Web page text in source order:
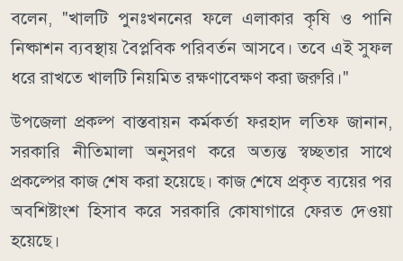
বলেন, "খালটি পুনঃখননের ফলে এলাকার কৃষি ও পানি
নিষ্কাশন ব্যবস্থায় বৈপ্লবিক পরিবর্তন আসবে। তবে এই সুফল
ধরে রাখতে খালটি নিয়মিত রক্ষণাবেক্ষণ করা জরুরি।"
উপজেলা প্রকল্প বাস্তবায়ন কর্মকর্তা ফরহাদ লতিফ জানান,
সরকারি নীতিমালা অনুসরণ করে অত্যন্ত স্বচ্ছতার সাথে
প্রকল্পের কাজ শেষ করা হয়েছে। কাজ শেষে প্রকৃত ব্যয়ের পর
অবশিষ্টাংশ হিসাব করে সরকারি কোষাগারে ফেরত দেওয়া
হয়েছে।